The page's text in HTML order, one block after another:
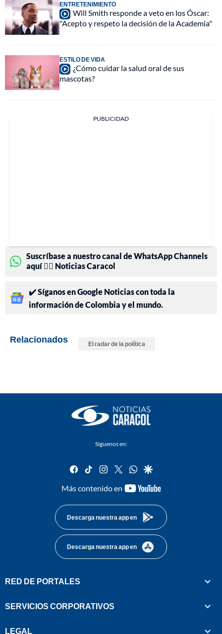
ENTRETENIMIENTO
Will Smith responde a veto en los Óscar:
"Acepto y respeto la decisión de la Academia"
ESTILO DE VIDA
¿Cómo cuidar la salud oral de sus
mascotas?
PUBLICIDAD
Suscríbase a nuestro canal de WhatsApp Channels
aquí 👉🏻 Noticias Caracol
✔️ Síganos en Google Noticias con toda la
información de Colombia y el mundo.
Relacionados El radar de la política
Síguenos en:
facebook
tiktok instagram
twitterwhatsapp
google
Más contenido en
youtube-
Descarga nuestra app en
Descarga nuestra app en
RED DE PORTALES
SERVICIOS CORPORATIVOS
LEGAL